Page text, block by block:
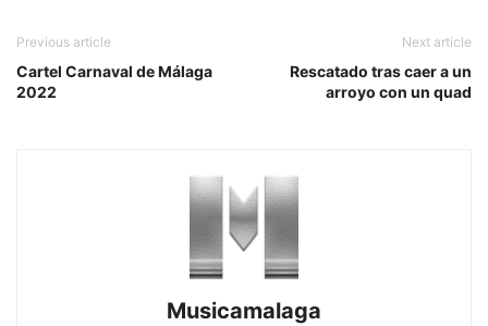
Previous article
Cartel Carnaval de Málaga
2022
Next article
Rescatado tras caer a un
arroyo con un quad
Musicamalaga